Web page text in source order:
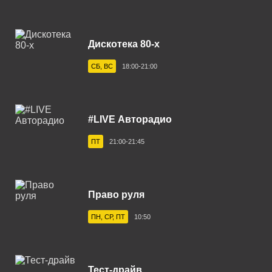
Балаково 105.5 FM
Балашов 100.0 FM
Бежецк 102.4 FM
Белгород 107.7 FM
Белово 107.0 FM
Белогорск 102.3 FM
Белорецк 102.0 FM
Дискотека 80-х
СБ, ВС 18:00-21:00
#LIVE Авторадио
ПТ 21:00-21:45
Право руля
ПН, СР, ПТ 10:50
Тест-драйв